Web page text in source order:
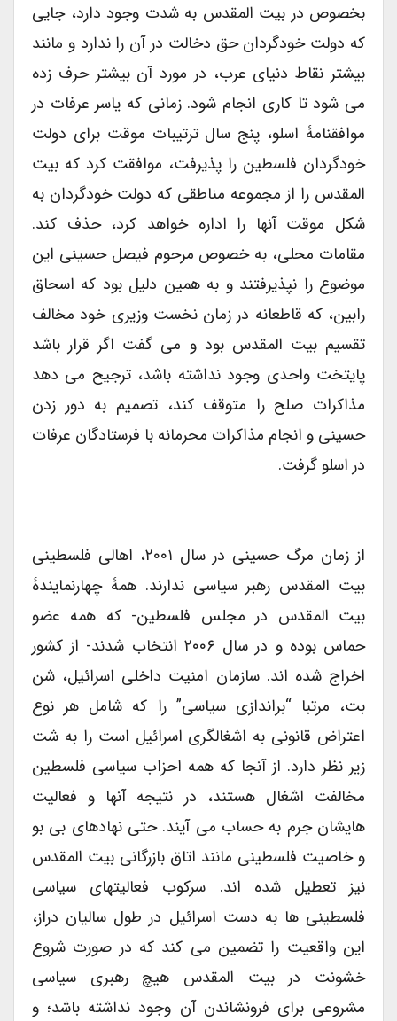
بخصوص در بیت المقدس به شدت وجود دارد، جایی
که دولت خودگردان حق دخالت در آن را ندارد و مانند
بیشتر نقاط دنیای عرب، در مورد آن بیشتر حرف زده
می شود تا کاری انجام شود. زمانی که یاسر عرفات در
موافقنامۀ اسلو، پنج سال ترتیبات موقت برای دولت
خودگردان فلسطین را پذیرفت، موافقت کرد که بیت
المقدس را از مجموعه مناطقی که دولت خودگردان به
شکل موقت آنها را اداره خواهد کرد، حذف کند.
مقامات محلی، به خصوص مرحوم فیصل حسینی این
موضوع را نپذیرفتند و به همین دلیل بود که اسحاق
رابین، که قاطعانه در زمان نخست وزیری خود مخالف
تقسیم بیت المقدس بود و می گفت اگر قرار باشد
پایتخت واحدی وجود نداشته باشد، ترجیح می دهد
مذاکرات صلح را متوقف کند، تصمیم به دور زدن
حسینی و انجام مذاکرات محرمانه با فرستادگان عرفات
در اسلو گرفت.
از زمان مرگ حسینی در سال ۲۰۰۱، اهالی فلسطینی
بیت المقدس رهبر سیاسی ندارند. همۀ چهارنمایندۀ
بیت المقدس در مجلس فلسطین- که همه عضو
حماس بوده و در سال ۲۰۰۶ انتخاب شدند- از کشور
اخراج شده اند. سازمان امنیت داخلی اسرائیل، شن
بت، مرتبا “براندازی سیاسی” را که شامل هر نوع
اعتراض قانونی به اشغالگری اسرائیل است را به شت
زیر نظر دارد. از آنجا که همه احزاب سیاسی فلسطین
مخالفت اشغال هستند، در نتیجه آنها و فعالیت
هایشان جرم به حساب می آیند. حتی نهادهای بی بو
و خاصیت فلسطینی مانند اتاق بازرگانی بیت المقدس
نیز تعطیل شده اند. سرکوب فعالیتهای سیاسی
فلسطینی ها به دست اسرائیل در طول سالیان دراز،
این واقعیت را تضمین می کند که در صورت شروع
خشونت در بیت المقدس هیچ رهبری سیاسی
مشروعی برای فرونشاندن آن وجود نداشته باشد؛ و